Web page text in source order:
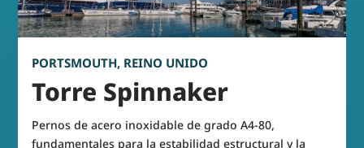
PORTSMOUTH, REINO UNIDO
Torre Spinnaker
Pernos de acero inoxidable de grado A4-80,
fundamentales para la estabilidad estructural y la